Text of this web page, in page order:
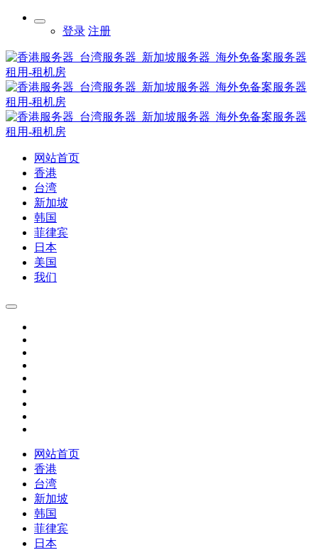
登录 注册
网站首页
香港
台湾
新加坡
韩国
菲律宾
日本
美国
我们
网站首页
香港
台湾
新加坡
韩国
菲律宾
日本